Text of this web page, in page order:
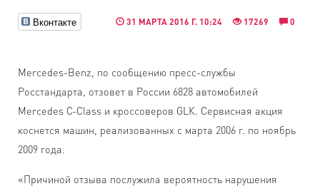
Вконтакте 31 МАРТА 2016 Г. 10:24 17269 0
Mercedes-Benz, по сообщению пресс-службы
Росстандарта, отзовет в России 6828 автомобилей
Mercedes С-Class и кроссоверов GLК. Сервисная акция
коснется машин, реализованных с марта 2006 г. по ноябрь
2009 года.
«Причиной отзыва послужила вероятность нарушения